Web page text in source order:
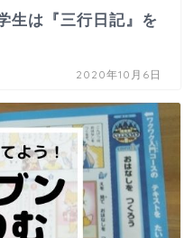
生は『三行日記』を
2020年10月6日